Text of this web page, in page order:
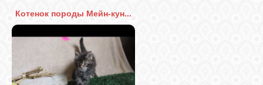
Котенок породы Мейн-кун...